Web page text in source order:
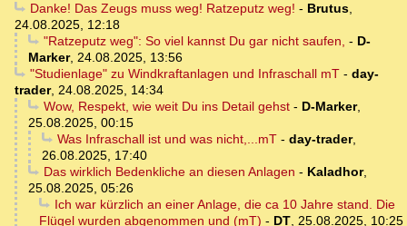
Danke! Das Zeugs muss weg! Ratzeputz weg! - Brutus,
24.08.2025, 12:18
"Ratzeputz weg": So viel kannst Du gar nicht saufen, - D-
Marker, 24.08.2025, 13:56
"Studienlage" zu Windkraftanlagen und Infraschall mT- day-
trader, 24.08.2025, 14:34
Wow, Respekt, wie weit Du ins Detail gehst- D-Marker,
25.08.2025, 00:15
Was Infraschall ist und was nicht,...mT- day-trader,
26.08.2025, 17:40
Das wirklich Bedenkliche an diesen Anlagen - Kaladhor,
25.08.2025, 05:26
Ich war kürzlich an einer Anlage, die ca 10 Jahre stand. Die
Flügel wurden abgenommen und (mT) - DT, 25.08.2025, 10:25